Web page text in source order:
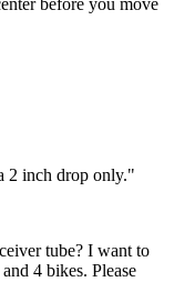
before you move
2 inch drop only."
tube? I want to
4 bikes. Please